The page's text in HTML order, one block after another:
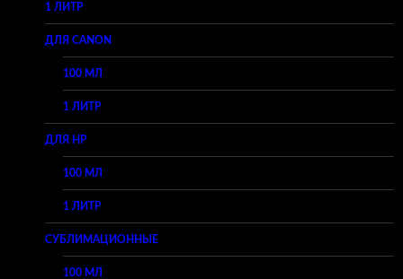
1 ЛИТР
ДЛЯ CANON
100 МЛ
1 ЛИТР
ДЛЯ HP
100 МЛ
1 ЛИТР
СУБЛИМАЦИОННЫЕ
100 МЛ